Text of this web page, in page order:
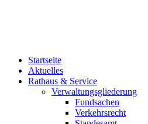
Startseite
Aktuelles
Rathaus & Service
Verwaltungsgliederung
Fundsachen
Verkehrsrecht